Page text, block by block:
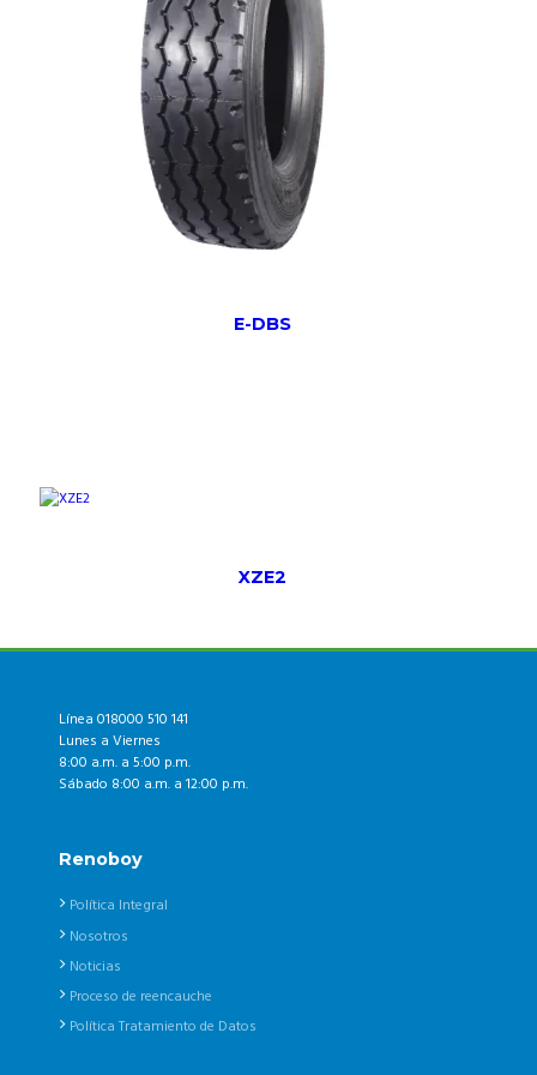
E-DBS
XZE2
Línea 018000 510 141
Lunes a Viernes
8:00 a.m. a 5:00 p.m.
Sábado 8:00 a.m. a 12:00 p.m.
Renoboy
Política Integral
Nosotros
Noticias
Proceso de reencauche
Política Tratamiento de Datos